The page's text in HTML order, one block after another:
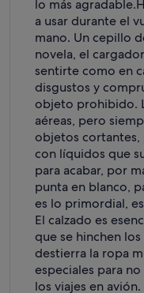
lo más agradable.
a usar durante el
mano. Un cepillo
novela, el
sentirte como en
disgustos y
objeto prohibido.
aéreas, pero
objetos cortantes,
con líquidos que
para acabar, por
punta en blanco,
es lo primordial,
El calzado es
que se hinchen
destierra la ropa
especiales para
los viajes en avión.